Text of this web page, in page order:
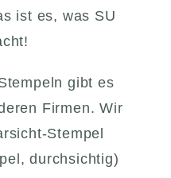
ist es, was SU
gibt es
Firmen. Wir
Stempel
durchsichtig)